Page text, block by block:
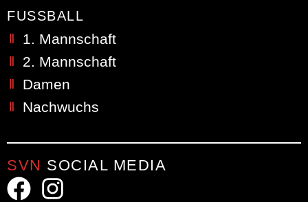
FUSSBALL
1. Mannschaft
2. Mannschaft
Damen
Nachwuchs
SVN SOCIAL MEDIA